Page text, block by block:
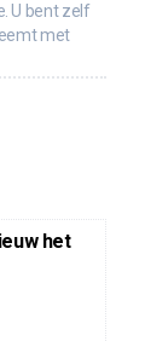
U bent zelf
met
het